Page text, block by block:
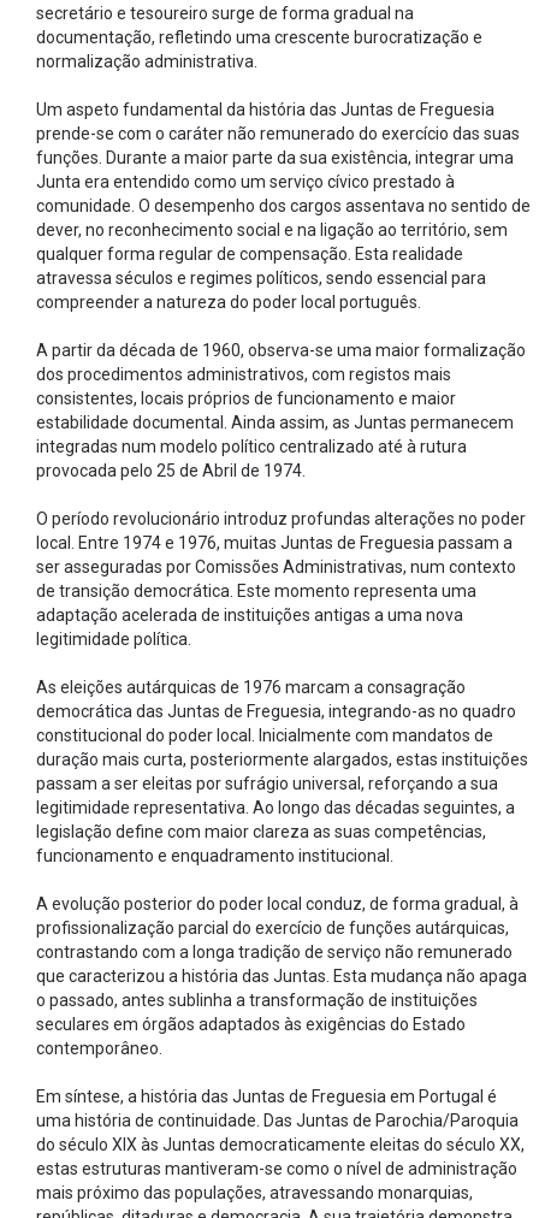
secretário e tesoureiro surge de forma gradual na
documentação, refletindo uma crescente burocratização e
normalização administrativa.
Um aspeto fundamental da história das Juntas de Freguesia
prende-se com o caráter não remunerado do exercício das suas
funções. Durante a maior parte da sua existência, integrar uma
Junta era entendido como um serviço cívico prestado à
comunidade. O desempenho dos cargos assentava no sentido de
dever, no reconhecimento social e na ligação ao território, sem
qualquer forma regular de compensação. Esta realidade
atravessa séculos e regimes políticos, sendo essencial para
compreender a natureza do poder local português.
A partir da década de 1960, observa-se uma maior formalização
dos procedimentos administrativos, com registos mais
consistentes, locais próprios de funcionamento e maior
estabilidade documental. Ainda assim, as Juntas permanecem
integradas num modelo político centralizado até à rutura
provocada pelo 25 de Abril de 1974.
O período revolucionário introduz profundas alterações no poder
local. Entre 1974 e 1976, muitas Juntas de Freguesia passam a
ser asseguradas por Comissões Administrativas, num contexto
de transição democrática. Este momento representa uma
adaptação acelerada de instituições antigas a uma nova
legitimidade política.
As eleições autárquicas de 1976 marcam a consagração
democrática das Juntas de Freguesia, integrando-as no quadro
constitucional do poder local. Inicialmente com mandatos de
duração mais curta, posteriormente alargados, estas instituições
passam a ser eleitas por sufrágio universal, reforçando a sua
legitimidade representativa. Ao longo das décadas seguintes, a
legislação define com maior clareza as suas competências,
funcionamento e enquadramento institucional.
A evolução posterior do poder local conduz, de forma gradual, à
profissionalização parcial do exercício de funções autárquicas,
contrastando com a longa tradição de serviço não remunerado
que caracterizou a história das Juntas. Esta mudança não apaga
o passado, antes sublinha a transformação de instituições
seculares em órgãos adaptados às exigências do Estado
contemporâneo.
Em síntese, a história das Juntas de Freguesia em Portugal é
uma história de continuidade. Das Juntas de Parochia/Paroquia
do século XIX às Juntas democraticamente eleitas do século XX,
estas estruturas mantiveram-se como o nível de administração
mais próximo das populações, atravessando monarquias,